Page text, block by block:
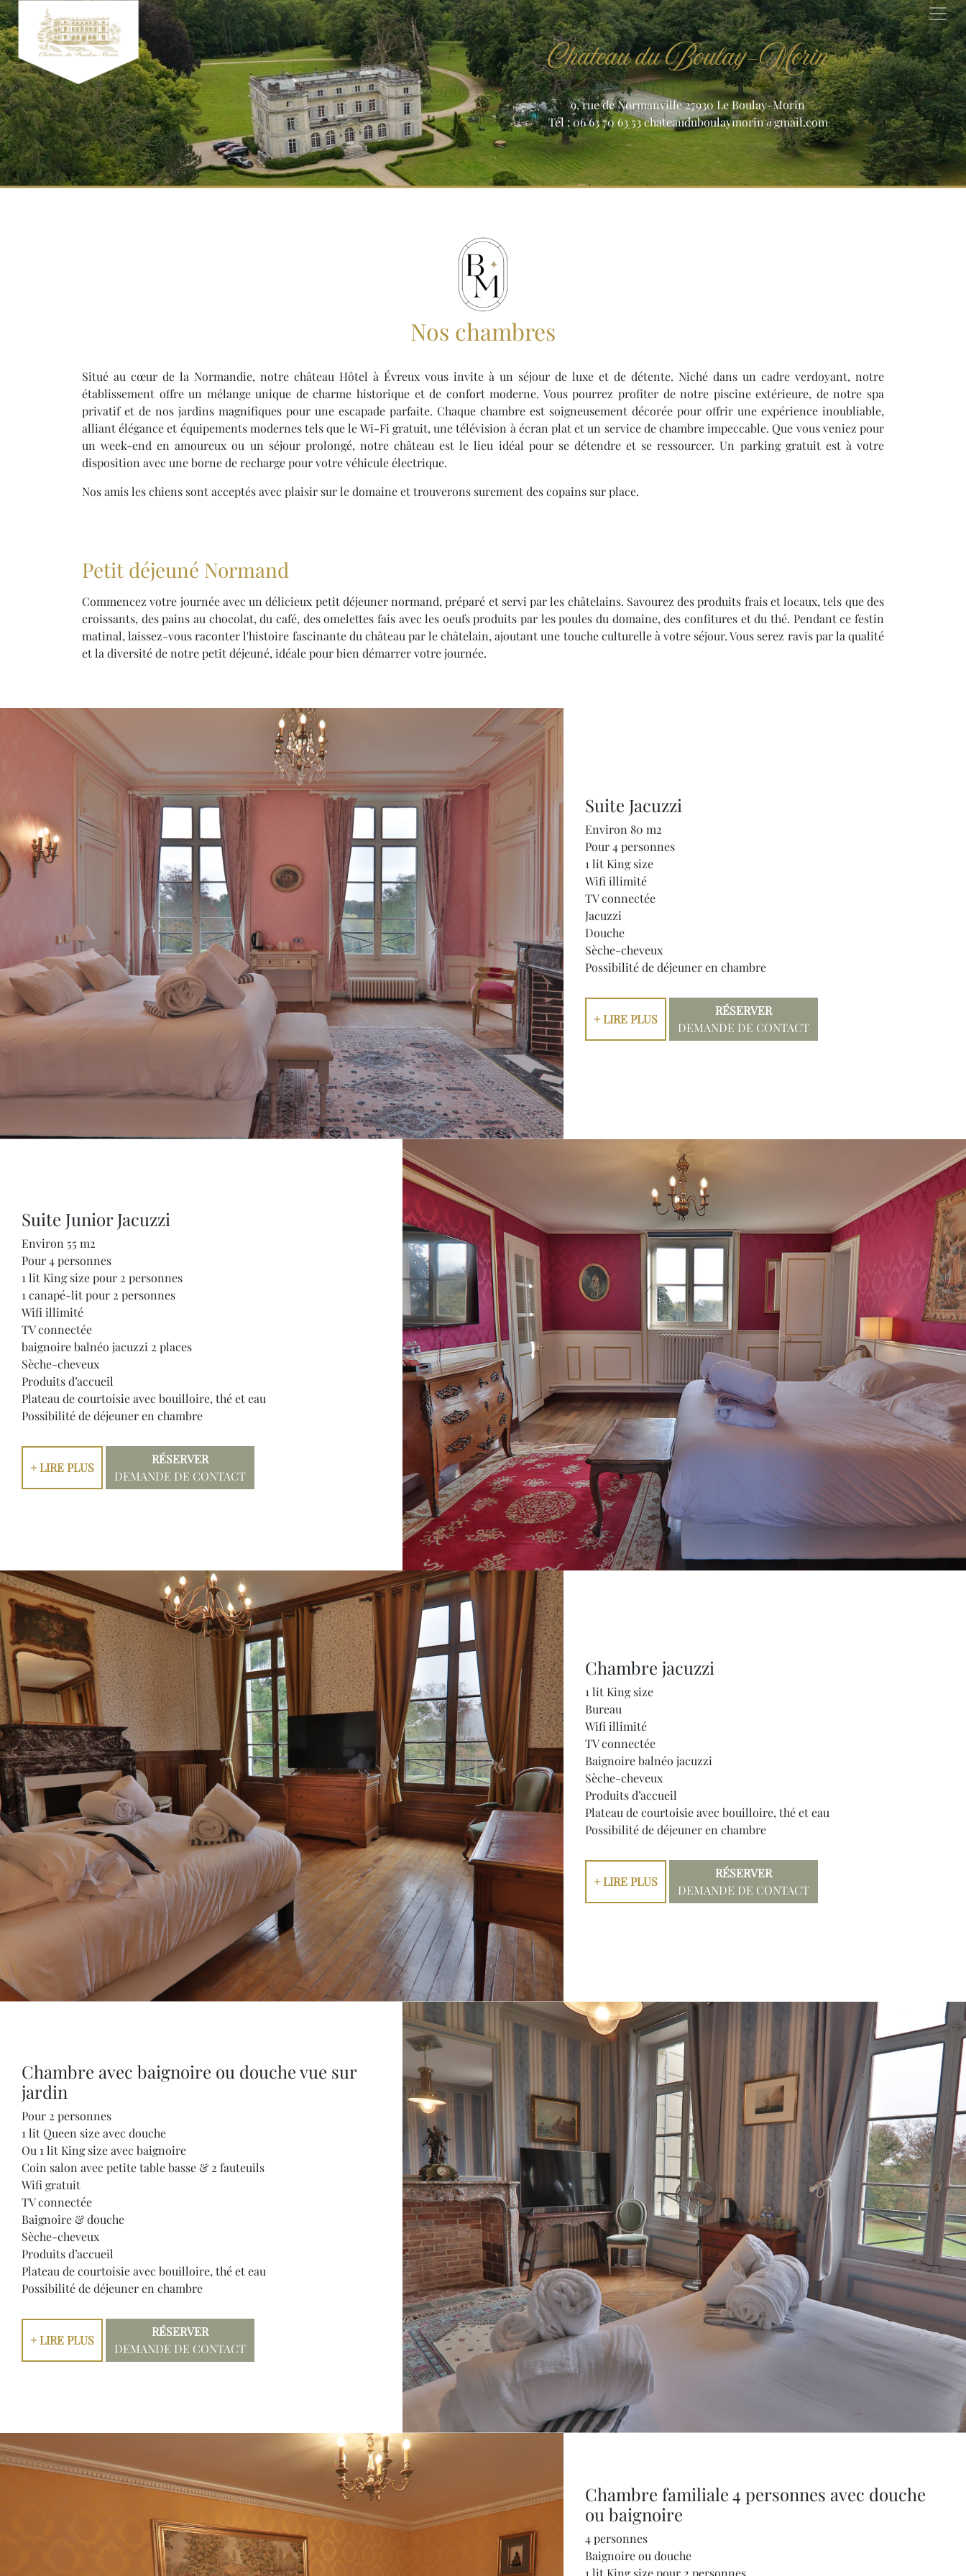
Chateau du Boulay-Morin
9, rue de Normanville 27930 Le Boulay-Morin
Tél : 06 63 70 63 53chateauduboulaymorin@gmail.com
Nos chambres
Situé au cœur de la Normandie, notre château Hôtel à Évreux vous invite à un séjour de luxe et de détente. Niché dans un cadre verdoyant, notre
établissement offre un mélange unique de charme historique et de confort moderne. Vous pourrez profiter de notre piscine extérieure, de notre spa
privatif et de nos jardins magnifiques pour une escapade parfaite. Chaque chambre est soigneusement décorée pour offrir une expérience inoubliable,
alliant élégance et équipements modernes tels que le Wi-Fi gratuit, une télévision à écran plat et un service de chambre impeccable. Que vous veniez pour
un week-end en amoureux ou un séjour prolongé, notre château est le lieu idéal pour se détendre et se ressourcer. Un parking gratuit est à votre
disposition avec une borne de recharge pour votre véhicule électrique.
Nos amis les chiens sont acceptés avec plaisir sur le domaine et trouverons surement des copains sur place.
Petit déjeuné Normand
Commencez votre journée avec un délicieux petit déjeuner normand, préparé et servi par les châtelains. Savourez des produits frais et locaux, tels que des
croissants, des pains au chocolat, du café, des omelettes fais avec les oeufs produits par les poules du domaine, des confitures et du thé. Pendant ce festin
matinal, laissez-vous raconter l'histoire fascinante du château par le châtelain, ajoutant une touche culturelle à votre séjour. Vous serez ravis par la qualité
et la diversité de notre petit déjeuné, idéale pour bien démarrer votre journée.
Suite Jacuzzi
Environ 80 m2
Pour 4 personnes
1 lit King size
Wifi illimité
TV connectée
Jacuzzi
Douche
Sèche-cheveux
Possibilité de déjeuner en chambre
+ LIRE PLUS
RÉSERVER
DEMANDE DE CONTACT
Suite Junior Jacuzzi
Environ 55 m2
Pour 4 personnes
1 lit King size pour 2 personnes
1 canapé-lit pour 2 personnes
Wifi illimité
TV connectée
baignoire balnéo jacuzzi 2 places
Sèche-cheveux
Produits d’accueil
Plateau de courtoisie avec bouilloire, thé et eau
Possibilité de déjeuner en chambre
+ LIRE PLUS
RÉSERVER
DEMANDE DE CONTACT
Chambre jacuzzi
1 lit King size
Bureau
Wifi illimité
TV connectée
Baignoire balnéo jacuzzi
Sèche-cheveux
Produits d’accueil
Plateau de courtoisie avec bouilloire, thé et eau
Possibilité de déjeuner en chambre
+ LIRE PLUS
RÉSERVER
DEMANDE DE CONTACT
Chambre avec baignoire ou douche vue sur
jardin
Pour 2 personnes
1 lit Queen size avec douche
Ou 1 lit King size avec baignoire
Coin salon avec petite table basse & 2 fauteuils
Wifi gratuit
TV connectée
Baignoire & douche
Sèche-cheveux
Produits d’accueil
Plateau de courtoisie avec bouilloire, thé et eau
Possibilité de déjeuner en chambre
+ LIRE PLUS
RÉSERVER
DEMANDE DE CONTACT
Chambre familiale 4 personnes avec douche
ou baignoire
4 personnes
Baignoire ou douche
1 lit King size pour 2 personnes
Panneau de gestion des cookies